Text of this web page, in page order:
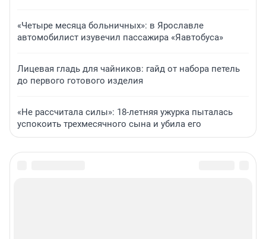
«Четыре месяца больничных»: в Ярославле
автомобилист изувечил пассажира «Яавтобуса»
Лицевая гладь для чайников: гайд от набора петель
до первого готового изделия
«Не рассчитала силы»: 18-летняя ужурка пыталась
успокоить трехмесячного сына и убила его